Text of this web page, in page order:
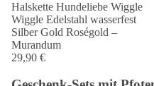
Halskette Hundeliebe Wiggle
Wiggle Edelstahl wasserfest
Silber Gold Roségold –
Murandum
29,90 €